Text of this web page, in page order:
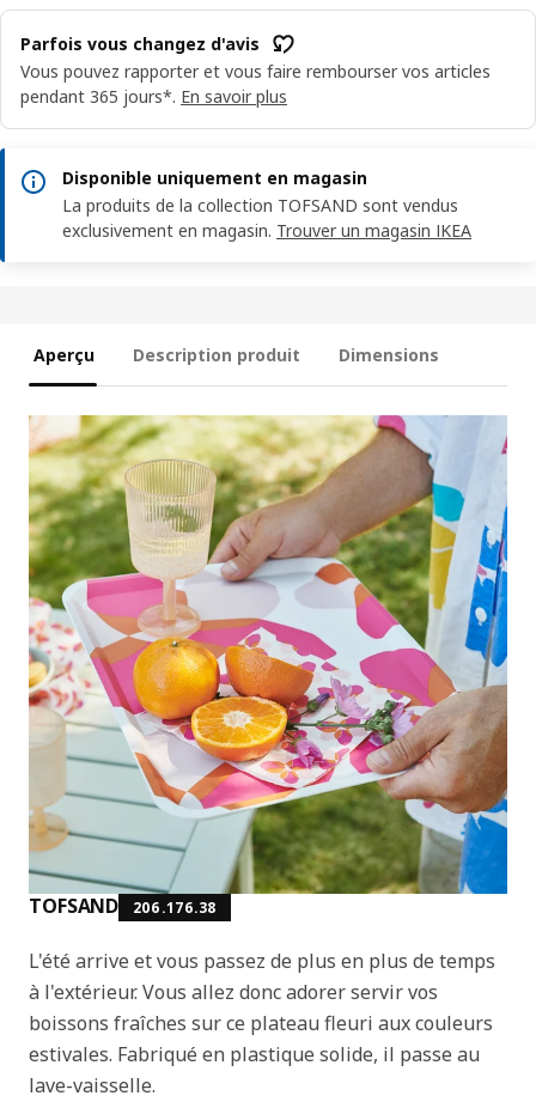
Parfois vous changez d'avis
Vous pouvez rapporter et vous faire rembourser vos articles
pendant 365 jours*. En savoir plus
Disponible uniquement en magasin
La produits de la collection TOFSAND sont vendus
exclusivement en magasin. Trouver un magasin IKEA
Aperçu Description produit Dimensions
TOFSAND 206.176.38
L'été arrive et vous passez de plus en plus de temps
à l'extérieur. Vous allez donc adorer servir vos
boissons fraîches sur ce plateau fleuri aux couleurs
estivales. Fabriqué en plastique solide, il passe au
lave-vaisselle.